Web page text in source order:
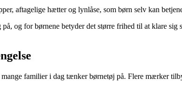
aftagelige hætter og lynlåse, som børn selv kan
og for børnene betyder det større frihed til at klare
familier i dag tænker børnetøj på. Flere mærker